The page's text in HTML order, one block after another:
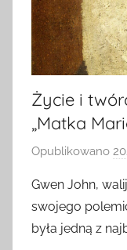
Życie i
„Matka
Opublikowano
Gwen John,
swojego
była jedną z